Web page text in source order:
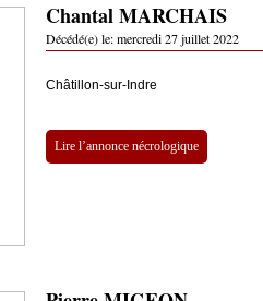
Chantal MARCHAIS
Décédé(e) le:mercredi 27 juillet 2022
Châtillon-sur-Indre
Lire l’annonce nécrologique